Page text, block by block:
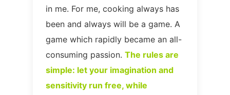
in me. For me, cooking always has
been and always will be a game. A
game which rapidly became an all-
consuming passion. The rules are
simple: let your imagination and
sensitivity run free, while